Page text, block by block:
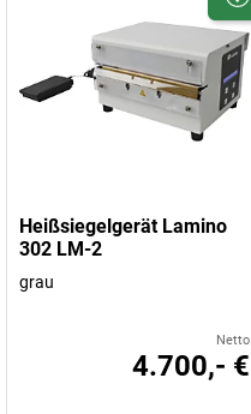
Heißsiegelgerät Lamino
302 LM-2
grau
Netto
4.700,- €